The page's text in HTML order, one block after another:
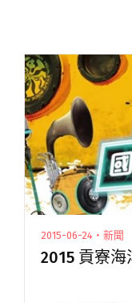
2015-06-24・新聞
2015 貢寮海